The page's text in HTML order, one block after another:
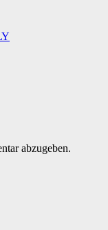
abzugeben.